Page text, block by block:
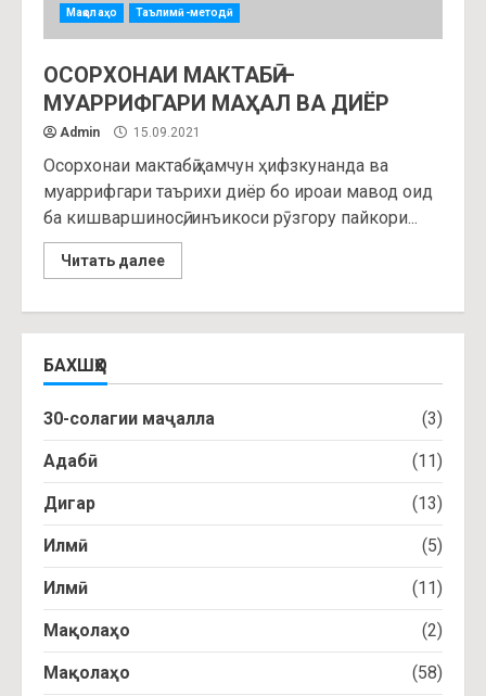
Мақолаҳо Таълимӣ-методӣ
ОСОРХОНАИ МАКТАБӢ —
МУАРРИФГАРИ МАҲАЛ ВА ДИЁР
Admin 15.09.2021
Осорхонаи мактабӣ ҳамчун ҳифзкунанда ва
муаррифгари таърихи диёр бо ироаи мавод оид
ба кишваршиносӣ, инъикоси рӯзгору пайкори...
Читать далее
БАХШҲО
30-солагии маҷалла (3)
Адабӣ (11)
Дигар (13)
Илмӣ (5)
Илмӣ (11)
Мақолаҳо (2)
Мақолаҳо (58)